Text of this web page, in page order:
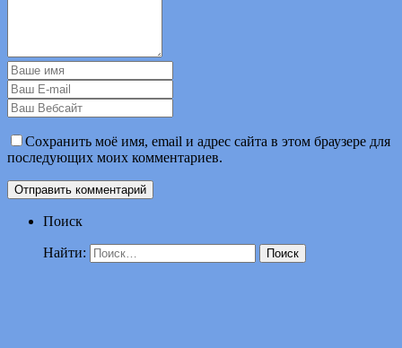
Сохранить моё имя, email и адрес сайта в этом браузере для
последующих моих комментариев.
Поиск
Найти: